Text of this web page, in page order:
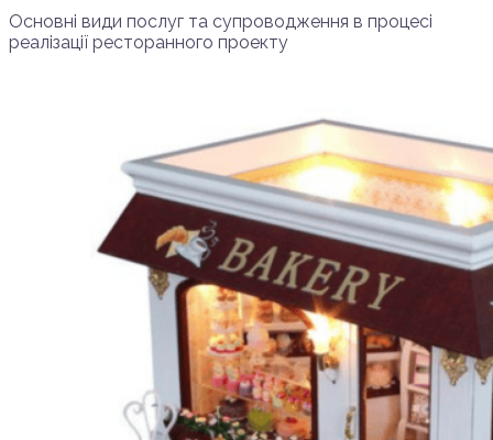
Основні види послуг та супроводження в процесі
реалізації ресторанного проекту